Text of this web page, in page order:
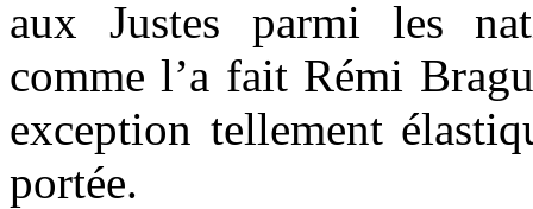
aux Justes parmi les
comme l’a fait Rémi
exception tellement
portée.